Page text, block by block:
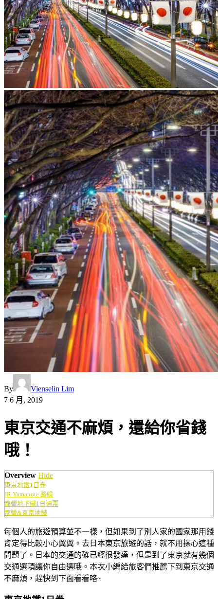
By
Vienselin Lim
7 6 月, 2019
東京交通不麻煩，還給你省錢
哦！
Overview Hide
東京地鐵1日券
JR Yamanote 路線
都營地下鐵1日通票
都營&東京地鐵
每個人的旅遊預算並不一樣，但如果到了別人家的國家那用錢
肯定得比較小心翼翼。去日本東京旅遊的話，就不用操心這種
問題了。日本的交通的確已經很發達，但是到了東京就有幾個
交通選項讓你自由選哦。本次小編給旅客們推薦下到東京交通
不麻煩，趕快到下面看看咯~